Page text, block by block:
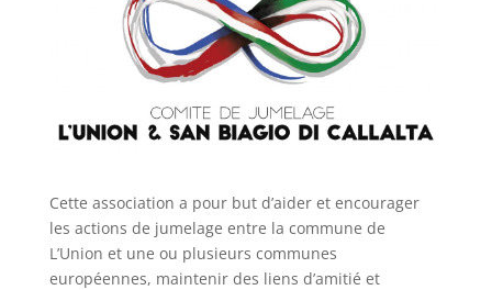
Cette association a pour but d’aider et encourager
les actions de jumelage entre la commune de
L’Union et une ou plusieurs communes
européennes, maintenir des liens d’amitié et